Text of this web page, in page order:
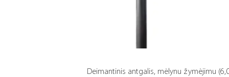
Deimantinis antgalis, mėlynu žymėjimu